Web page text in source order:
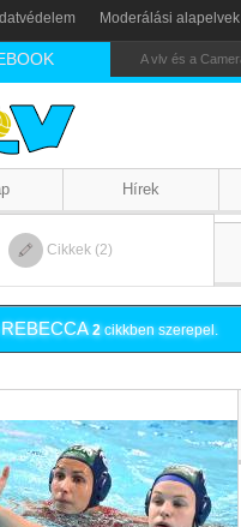
Moderálási alapelvek
Nikics-gól lábbal
Hírek
Cikkek (2)
2cikkben szerepel.